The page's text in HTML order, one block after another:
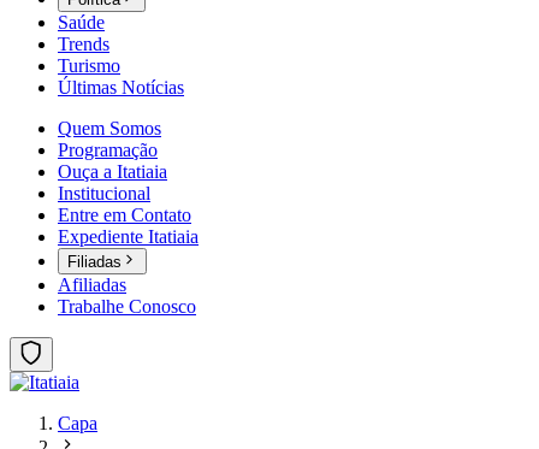
Saúde
Trends
Turismo
Últimas Notícias
Quem Somos
Programação
Ouça a Itatiaia
Institucional
Entre em Contato
Expediente Itatiaia
Filiadas
Afiliadas
Trabalhe Conosco
Capa